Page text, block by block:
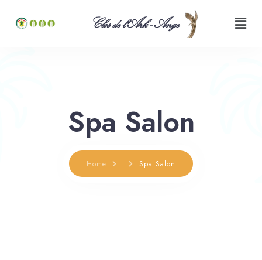
Clos de l'Ark - Ange
Spa Salon
Home Spa Salon